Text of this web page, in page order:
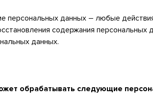
персональных данных – любые
содержания
данных.
обрабатывать следующие